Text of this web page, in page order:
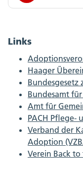
Links
Haager
Bundesgesetz
Bundesamt für
Amt für
PACH Pflege-
Verband der
Adoption
Verein Back to